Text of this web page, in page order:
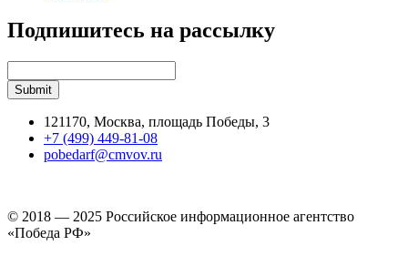
Подпишитесь на рассылку
121170, Москва, площадь Победы, 3
+7 (499) 449-81-08
pobedarf@cmvov.ru
© 2018 — 2025 Российское информационное агентство
«Победа РФ»